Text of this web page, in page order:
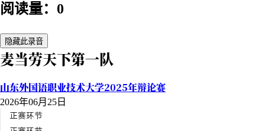
阅读量：0
隐藏此录音
麦当劳天下第一队
山东外国语职业技术大学2025年辩论赛
2026年06月25日
正赛环节